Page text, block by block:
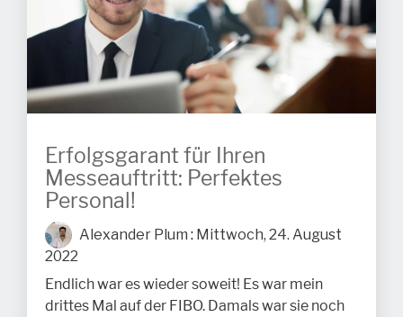
Erfolgsgarant für Ihren
Messeauftritt: Perfektes
Personal!
Alexander Plum : Mittwoch, 24. August
2022
Endlich war es wieder soweit! Es war mein
drittes Mal auf der FIBO. Damals war sie noch